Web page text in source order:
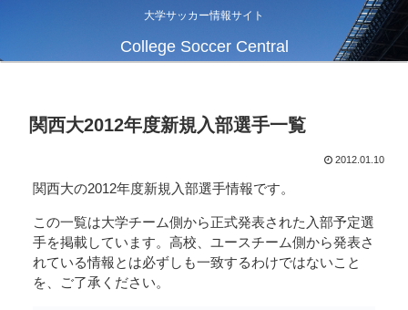
大学サッカー情報サイト
College Soccer Central
関西大2012年度新規入部選手一覧
2012.01.10
関西大の2012年度新規入部選手情報です。
この一覧は大学チーム側から正式発表された入部予定選
手を掲載しています。高校、ユースチーム側から発表さ
れている情報とは必ずしも一致するわけではないこと
を、ご了承ください。